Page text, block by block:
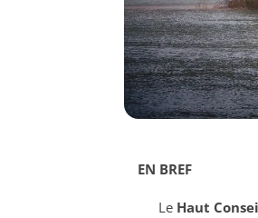
EN BREF
Le Haut